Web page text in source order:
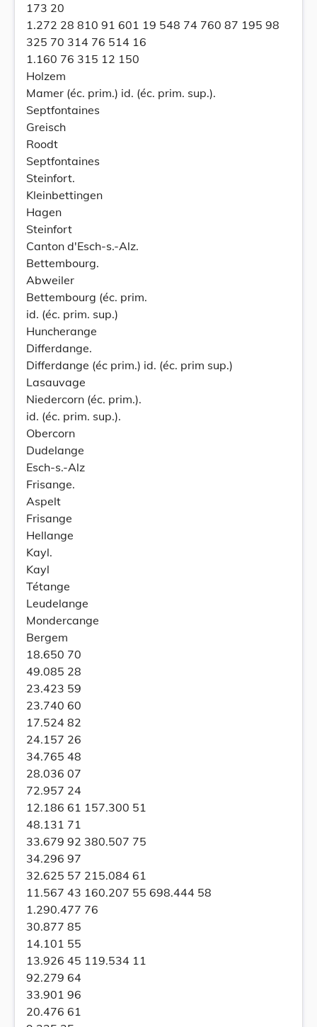
173 20
1.272 28 810 91 601 19 548 74 760 87 195 98
325 70 314 76 514 16
1.160 76 315 12 150
Holzem
Mamer (éc. prim.) id. (éc. prim. sup.).
Septfontaines
Greisch
Roodt
Septfontaines
Steinfort.
Kleinbettingen
Hagen
Steinfort
Canton d'Esch-s.-Alz.
Bettembourg.
Abweiler
Bettembourg (éc. prim.
id. (éc. prim. sup.)
Huncherange
Differdange.
Differdange (éc prim.) id. (éc. prim sup.)
Lasauvage
Niedercorn (éc. prim.).
id. (éc. prim. sup.).
Obercorn
Dudelange
Esch-s.-Alz
Frisange.
Aspelt
Frisange
Hellange
Kayl.
Kayl
Tétange
Leudelange
Mondercange
Bergem
18.650 70
49.085 28
23.423 59
23.740 60
17.524 82
24.157 26
34.765 48
28.036 07
72.957 24
12.186 61 157.300 51
48.131 71
33.679 92 380.507 75
34.296 97
32.625 57 215.084 61
11.567 43 160.207 55 698.444 58
1.290.477 76
30.877 85
14.101 55
13.926 45 119.534 11
92.279 64
33.901 96
20.476 61